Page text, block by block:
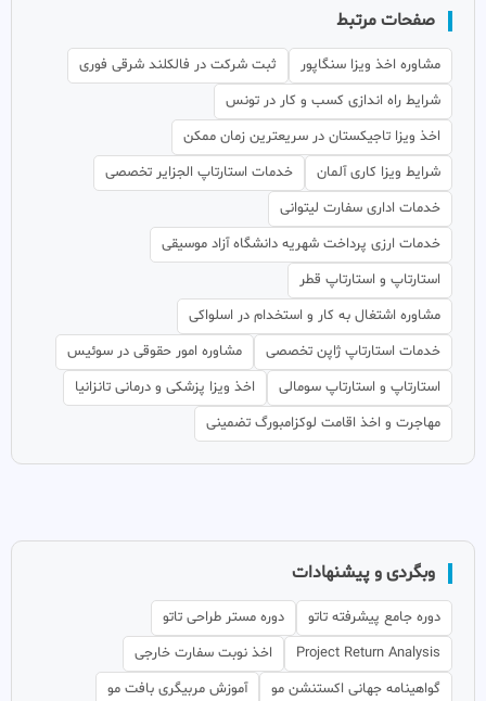
صفحات مرتبط
مشاوره اخذ ویزا سنگاپور
ثبت شرکت در فالکلند شرقی فوری
شرایط راه اندازی کسب و کار در تونس
اخذ ویزا تاجیکستان در سریعترین زمان ممکن
شرایط ویزا کاری آلمان
خدمات استارتاپ الجزایر تخصصی
خدمات اداری سفارت لیتوانی
خدمات ارزی پرداخت شهریه دانشگاه آزاد موسیقی
استارتاپ و استارتاپ قطر
مشاوره اشتغال به کار و استخدام در اسلواکی
خدمات استارتاپ ژاپن تخصصی
مشاوره امور حقوقی در سوئیس
استارتاپ و استارتاپ سومالی
اخذ ویزا پزشکی و درمانی تانزانیا
مهاجرت و اخذ اقامت لوکزامبورگ تضمینی
وبگردی و پیشنهادات
دوره جامع پیشرفته تاتو
دوره مستر طراحی تاتو
Project Return Analysis
اخذ نوبت سفارت خارجی
گواهینامه جهانی اکستنشن مو
آموزش مربیگری بافت مو